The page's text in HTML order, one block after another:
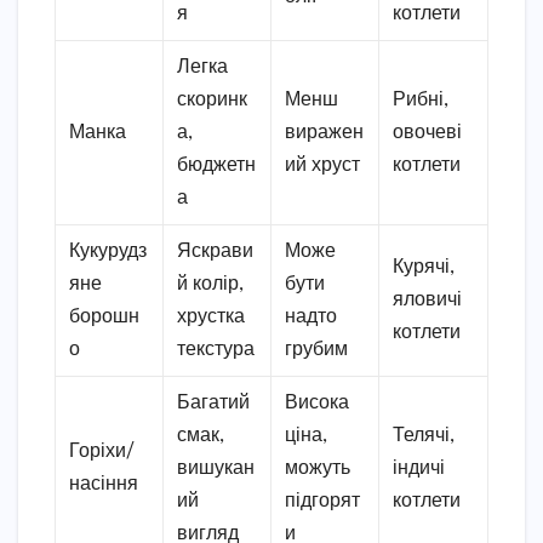
я
котлети
Манка
Легка
скоринк
а,
бюджетн
а
Менш
виражен
ий хруст
Рибні,
овочеві
котлети
Кукурудз
яне
борошн
о
Яскрави
й колір,
хрустка
текстура
Може
бути
надто
грубим
Курячі,
яловичі
котлети
Горіхи/
насіння
Багатий
смак,
вишукан
ий
вигляд
Висока
ціна,
можуть
підгорят
и
Телячі,
індичі
котлети